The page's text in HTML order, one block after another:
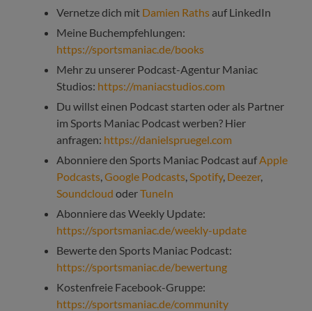
Vernetze dich mit Damien Raths auf LinkedIn
Meine Buchempfehlungen:
https://sportsmaniac.de/books
Mehr zu unserer Podcast-Agentur Maniac
Studios: https://maniacstudios.com
Du willst einen Podcast starten oder als Partner
im Sports Maniac Podcast werben? Hier
anfragen: https://danielspruegel.com
Abonniere den Sports Maniac Podcast aufApple
Podcasts,Google Podcasts,Spotify, Deezer,
Soundcloud oderTuneIn
Abonniere das Weekly Update:
https://sportsmaniac.de/weekly-update
Bewerte den Sports Maniac Podcast:
https://sportsmaniac.de/bewertung
Kostenfreie Facebook-Gruppe:
https://sportsmaniac.de/community